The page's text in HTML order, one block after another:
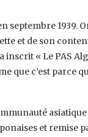
septembre 1939.
et de son
inscrit « Le PAS
que c’est parce
et remise